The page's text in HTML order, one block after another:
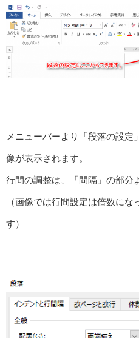
メニューバーより「段落の設
像が表示されます。
行間の調整は、「間隔」の部分
（画像では行間設定は倍数に
す）